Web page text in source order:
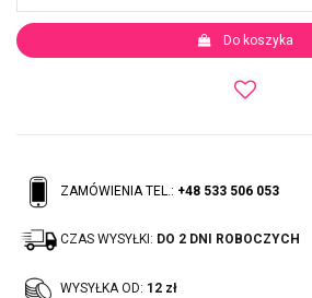
Do koszyka
ZAMÓWIENIA TEL.: +48 533 506 053
CZAS WYSYŁKI: DO 2 DNI ROBOCZYCH
WYSYŁKA OD: 12 zł